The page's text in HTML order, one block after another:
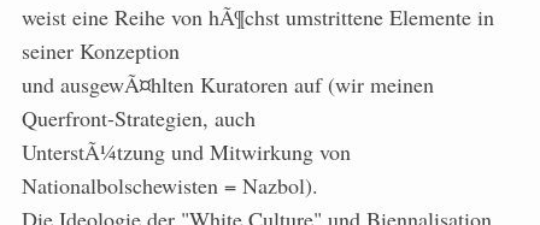
weist eine Reihe von hÃ¶chst umstrittene Elemente in
seiner Konzeption
und ausgewÃ¤hlten Kuratoren auf (wir meinen
Querfront-Strategien, auch
UnterstÃ¼tzung und Mitwirkung von
Nationalbolschewisten = Nazbol).